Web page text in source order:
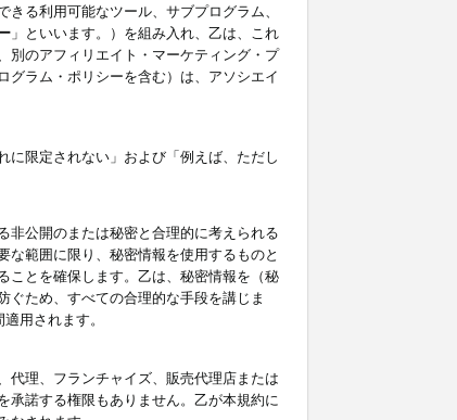
る利用可能なツール、サブプログラム、
」といいます。）を組み入れ、乙は、これ
別のアフィリエイト・マーケティング・プ
グラム・ポリシーを含む）は、アソシエイ
に限定されない」および「例えば、ただし
非公開のまたは秘密と合理的に考えられる
な範囲に限り、秘密情報を使用するものと
ことを確保します。乙は、秘密情報を（秘
ため、すべての合理的な手段を講じま
用されます。
代理、フランチャイズ、販売代理店または
承諾する権限もありません。乙が本規約に